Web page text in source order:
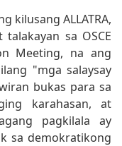
kilusang ALLATRA,
sa OSCE
Meeting, na ang
"mga salaysay
bukas para sa
karahasan, at
pagkilala ay
sa demokratikong